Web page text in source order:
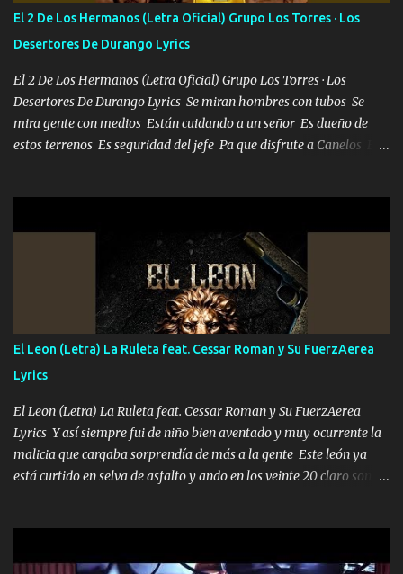
escribiendo y la otra me va a llamar Quiere que vaya a verla y que
la invite a cenar Otras más me están pidiendo que las saque a
bailar Pero es que tengo un par de conciertos más que llenar Se
mueven solo por el interés P...
El 2 De Los Hermanos (Letra Oficial) Grupo Los Torres · Los
Desertores De Durango Lyrics
El 2 De Los Hermanos (Letra Oficial) Grupo Los Torres · Los
Desertores De Durango Lyrics Se miran hombres con tubos Se
mira gente con medios Están cuidando a un señor Es dueño de
estos terrenos Es seguridad del jefe Pa que disfrute a Canelos Es
ni tampoco las mujeres porque es platica de grandes por eso hay
que estar alegres doy las instrucciones para atender los deberes
Música Si es que salta algún problema de confianza tengo gente
ahí está el Hombre Cuarenta y también Pariente 7 arreglan
cualquier problema no más es cuestión que ordené NOS HACE
FALTA UN HERMANO DE CLAVE ERA EL 24 SIEMPRE FUE UN
HOMBRE VALIENTE POR ALGO M'URIÓ PELEAND0 SIEMPRE
VIO POR LA FAMILIA PARA QUE SIGA EL LEGADO Es el DOS de
los HERMANOS un cerebro inteligente y com...
El Leon (Letra) La Ruleta feat. Cessar Roman y Su FuerzAerea
Lyrics
El Leon (Letra) La Ruleta feat. Cessar Roman y Su FuerzAerea
Lyrics Y así siempre fui de niño bien aventado y muy ocurrente la
malicia que cargaba sorprendía de más a la gente Este león ya
está curtido en selva de asfalto y ando en los veinte 20 claro son
pa más pues hay charola les voy a dar hasta topar pues no hay de